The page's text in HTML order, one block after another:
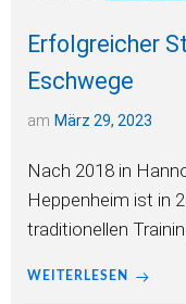
Erfolgreicher
Eschwege
am März 29, 2023
Nach 2018 in
Heppenheim ist in
traditionellen
WEITERLESEN